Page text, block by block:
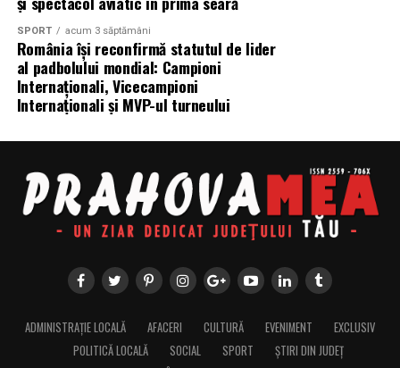
SPORT acum 3 săptămâni
România își reconfirmă statutul de lider
al padbolului mondial: Campioni
Internaționali, Vicecampioni
Internaționali și MVP-ul turneului
ADMINISTRAȚIE LOCALĂ AFACERI CULTURĂ EVENIMENT
EXCLUSIV
POLITICĂ LOCALĂ
SOCIAL SPORT
ȘTIRI DIN JUDEȚ